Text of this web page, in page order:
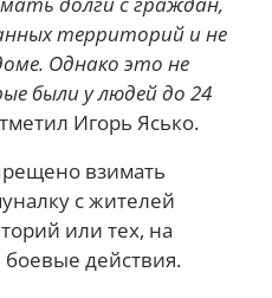
территорий и не
Однако это не
были у людей до 24
Игорь Ясько.
взимать
с жителей
или тех, на
действия.